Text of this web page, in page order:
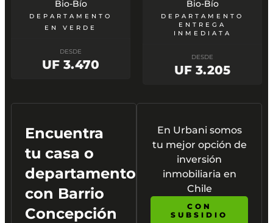
Encuentra
tu casa o
departamento
con Barrio
Concepción
En Urbani somos
tu mejor opción de
inversión
inmobiliaria en
Chile
CON
SUBSIDIO
Bio-Bío
DEPARTAMENTO
EN VERDE
DESDE
UF 3.470
Bio-Bío
DEPARTAMENTO
ENTREGA
INMEDIATA
DESDE
UF 3.205